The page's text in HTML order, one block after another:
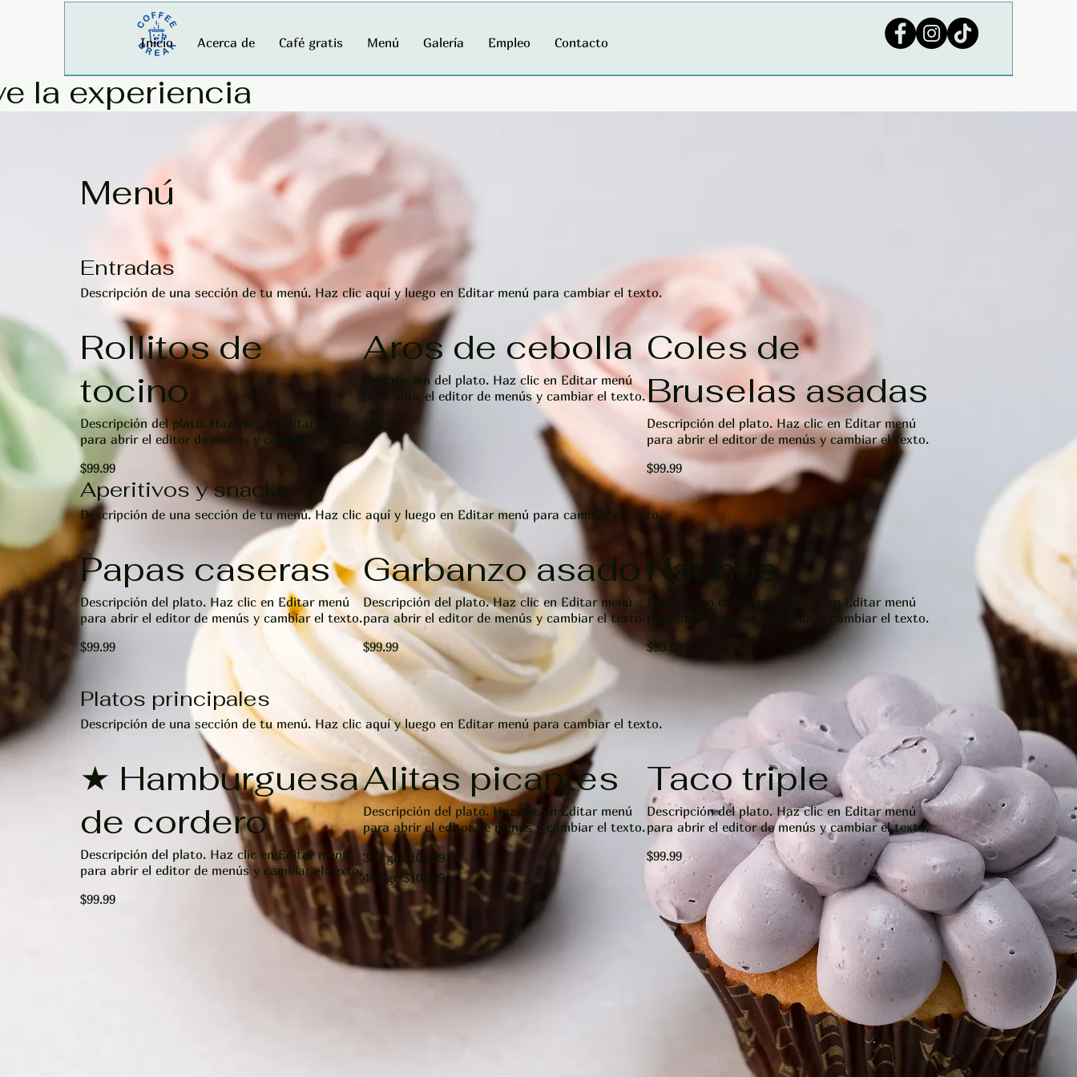
Inicio Acerca de Café gratis Menú Galería Empleo Contacto
la experiencia
Menú
Entradas
Descripción de una sección de tu menú. Haz clic aquí y luego en Editar menú para cambiar el texto.
Rollitos de
tocino
Descripción del plato. Haz clic en Editar menú
para abrir el editor de menús y cambiar el texto.
$99.99
Aros de cebolla
Descripción del plato. Haz clic en Editar menú
para abrir el editor de menús y cambiar el texto.
$99.99
Coles de
Bruselas asadas
Descripción del plato. Haz clic en Editar menú
para abrir el editor de menús y cambiar el texto.
$99.99
Aperitivos y snacks
Descripción de una sección de tu menú. Haz clic aquí y luego en Editar menú para cambiar el texto.
Papas caseras
Descripción del plato. Haz clic en Editar menú
para abrir el editor de menús y cambiar el texto.
$99.99
Garbanzo asado
Descripción del plato. Haz clic en Editar menú
para abrir el editor de menús y cambiar el texto.
$99.99
Nachos
Descripción del plato. Haz clic en Editar menú
para abrir el editor de menús y cambiar el texto.
$99.99
Platos principales
Descripción de una sección de tu menú. Haz clic aquí y luego en Editar menú para cambiar el texto.
★ Hamburguesa
de cordero
Descripción del plato. Haz clic en Editar menú
para abrir el editor de menús y cambiar el texto.
$99.99
Alitas picantes
Descripción del plato. Haz clic en Editar menú
para abrir el editor de menús y cambiar el texto.
300 gr $102.99
400 gr $104.99
Taco triple
Descripción del plato. Haz clic en Editar menú
para abrir el editor de menús y cambiar el texto.
$99.99